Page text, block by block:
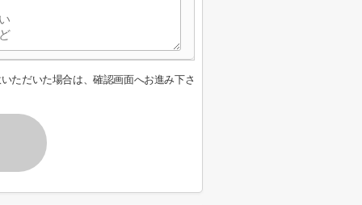
ただいた場合は、確認画面へお進み下さ